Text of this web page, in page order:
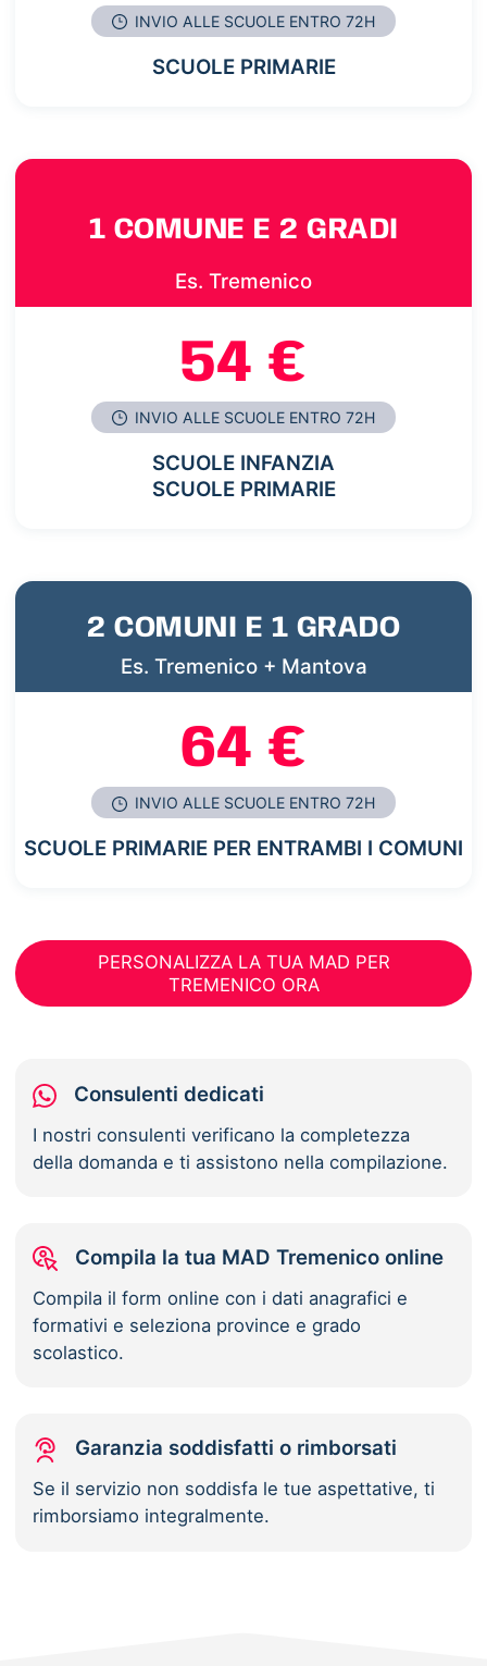
INVIO ALLE SCUOLE ENTRO 72H
SCUOLE PRIMARIE
1 COMUNE E 2 GRADI
Es. Tremenico
54 €
INVIO ALLE SCUOLE ENTRO 72H
SCUOLE INFANZIA
SCUOLE PRIMARIE
2 COMUNI E 1 GRADO
Es. Tremenico + Mantova
64 €
INVIO ALLE SCUOLE ENTRO 72H
SCUOLE PRIMARIE PER ENTRAMBI I COMUNI
PERSONALIZZA LA TUA MAD PER
TREMENICO ORA
Consulenti dedicati
I nostri consulenti verificano la completezza
della domanda e ti assistono nella compilazione.
Compila la tua MAD Tremenico online
Compila il form online con i dati anagrafici e
formativi e seleziona province e grado
scolastico.
Garanzia soddisfatti o rimborsati
Se il servizio non soddisfa le tue aspettative, ti
rimborsiamo integralmente.